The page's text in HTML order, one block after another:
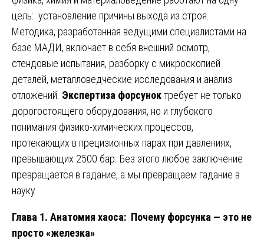
цель: установление причины выхода из строя.
Методика, разработанная ведущими специалистами на
базе МАДИ, включает в себя внешний осмотр,
стендовые испытания, разборку с микроскопией
деталей, металловедческие исследования и анализ
отложений. Экспертиза форсуноктребует не только
дорогостоящего оборудования, но и глубокого
понимания физико-химических процессов,
протекающих в прецизионных парах при давлениях,
превышающих 2500 бар. Без этого любое заключение
превращается в гадание, а мы превращаем гадание в
науку.
Глава 1. Анатомия хаоса: Почему форсунка — это не
просто «железка»